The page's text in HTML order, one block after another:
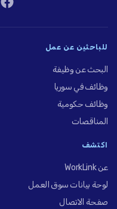
للباحثين عن عمل
البحث عن وظيفة
وظائف في سوريا
وظائف حكومية
المناقصات
اكتشف
عن WorkLink
لوحة بيانات سوق العمل
صفحة الاتصال